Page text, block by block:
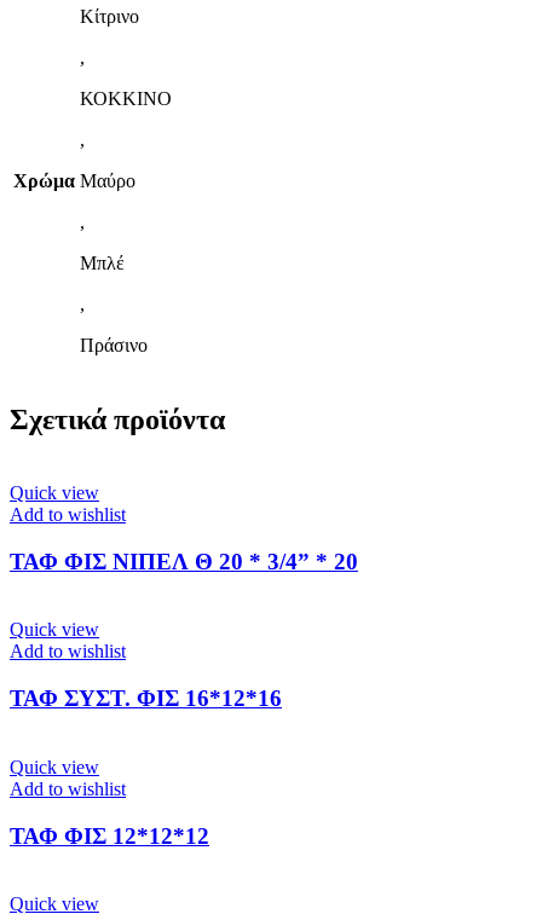
Χρώμα
Κίτρινο
,
ΚΟΚΚΙΝΟ
,
Μαύρο
,
Μπλέ
,
Πράσινο
Σχετικά προϊόντα
Quick view
Add to wishlist
ΤΑΦ ΦΙΣ ΝΙΠΕΛ Θ 20 * 3/4” * 20
Quick view
Add to wishlist
ΤΑΦ ΣΥΣΤ. ΦΙΣ 16*12*16
Quick view
Add to wishlist
ΤΑΦ ΦΙΣ 12*12*12
Quick view